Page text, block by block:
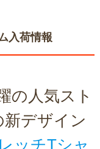
入荷情報
の人気スト
デザイン
ッチTシャ